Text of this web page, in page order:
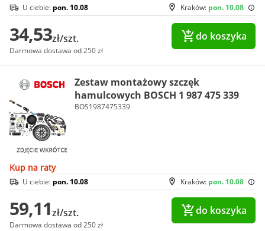
Kraków: pon. 10.08
U ciebie: pon. 10.08
34,53zł/szt.
Darmowa dostawa od 250 zł
do koszyka
Zestaw montażowy szczęk
hamulcowych BOSCH 1 987 475 339
BOS1987475339
Kup na raty
Kraków: pon. 10.08
U ciebie: pon. 10.08
59,11zł/szt.
Darmowa dostawa od 250 zł
do koszyka